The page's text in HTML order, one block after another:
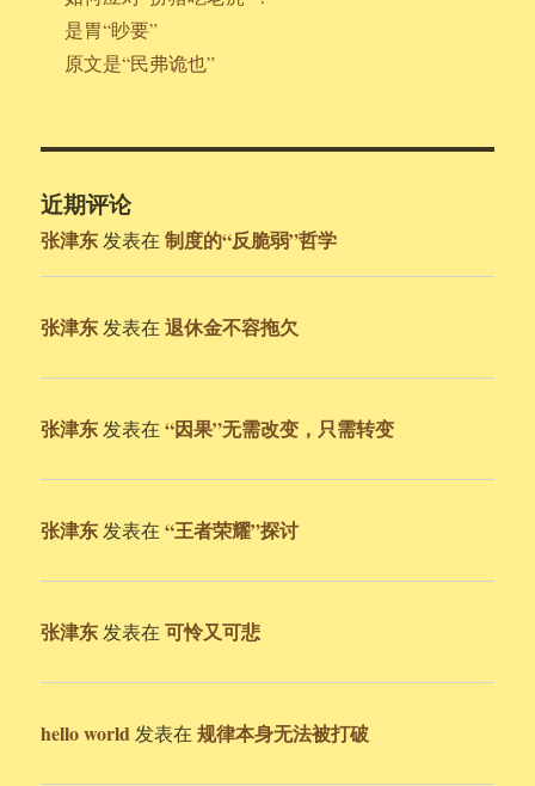
是胃“眇要”
原文是“民弗诡也”
近期评论
张津东 发表在制度的“反脆弱”哲学
张津东 发表在退休金不容拖欠
张津东 发表在“因果”无需改变，只需转变
张津东 发表在“王者荣耀”探讨
张津东 发表在可怜又可悲
hello world 发表在规律本身无法被打破